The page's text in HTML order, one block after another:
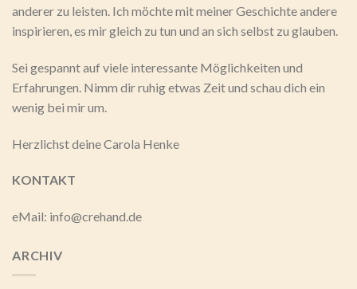
anderer zu leisten. Ich möchte mit meiner Geschichte andere
inspirieren, es mir gleich zu tun und an sich selbst zu glauben.
Sei gespannt auf viele interessante Möglichkeiten und
Erfahrungen. Nimm dir ruhig etwas Zeit und schau dich ein
wenig bei mir um.
Herzlichst deine Carola Henke
KONTAKT
eMail: info@crehand.de
ARCHIV